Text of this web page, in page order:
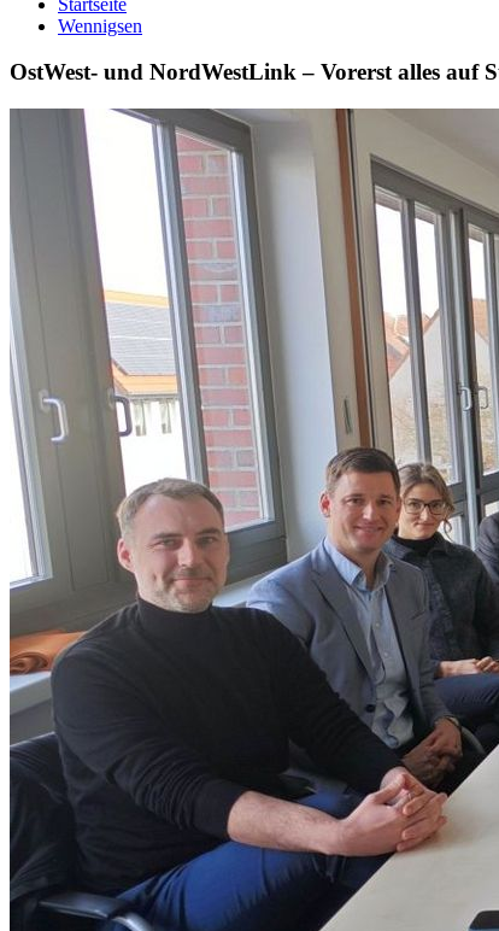
Wennigsen
OstWest- und NordWestLink – Vorerst alles auf